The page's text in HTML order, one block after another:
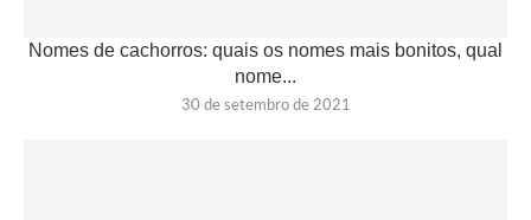
Nomes de cachorros: quais os nomes mais bonitos, qual
nome...
30 de setembro de 2021